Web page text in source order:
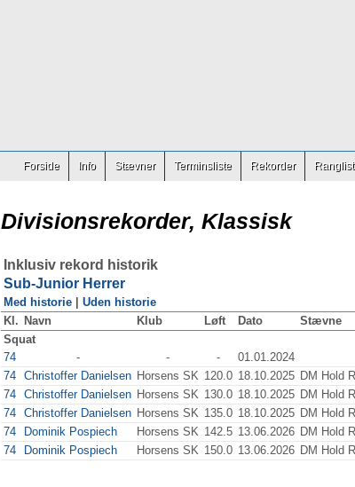
Forside Info Stævner Terminsliste Rekorder
Divisionsrekorder, Klassisk
Inklusiv rekord historik
Sub-Junior Herrer
Med historie
Uden historie
Kl. Navn Klub Løft Dato Stævne
Squat
74
- - - 01.01.2024
74 Christoffer Danielsen Horsens SK 120.0 18.10.2025 DM Hold
74 Christoffer Danielsen Horsens SK 130.0 18.10.2025 DM Hold
74 Christoffer Danielsen Horsens SK 135.0 18.10.2025 DM Hold
74
Dominik Pospiech Horsens SK 142.5 13.06.2026 DM Hold
74
Dominik Pospiech Horsens SK 150.0 13.06.2026 DM Hold